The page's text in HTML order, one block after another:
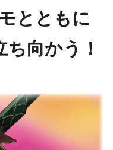
とともに
ち向かう！